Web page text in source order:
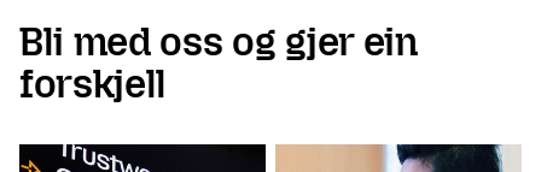
Bli med oss og gjer ein
forskjell